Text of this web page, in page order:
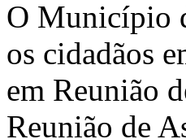
O Município
os cidadãos
em Reunião
Reunião de